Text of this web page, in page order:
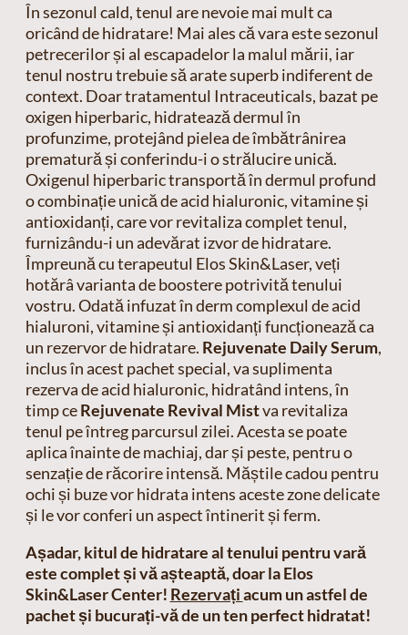
În sezonul cald, tenul are nevoie mai mult ca
oricând de hidratare! Mai ales că vara este sezonul
petrecerilor și al escapadelor la malul mării, iar
tenul nostru trebuie să arate superb indiferent de
context. Doar tratamentul Intraceuticals, bazat pe
oxigen hiperbaric, hidratează dermul în
profunzime, protejând pielea de îmbătrânirea
prematură și conferindu-i o strălucire unică.
Oxigenul hiperbaric transportă în dermul profund
o combinație unică de acid hialuronic, vitamine și
antioxidanți, care vor revitaliza complet tenul,
furnizându-i un adevărat izvor de hidratare.
Împreună cu terapeutul Elos Skin&Laser, veți
hotărâ varianta de boostere potrivită tenului
vostru. Odată infuzat în derm complexul de acid
hialuroni, vitamine și antioxidanți funcționează ca
un rezervor de hidratare. Rejuvenate Daily Serum,
inclus în acest pachet special, va suplimenta
rezerva de acid hialuronic, hidratând intens, în
timp ceRejuvenate Revival Mistva revitaliza
tenul pe întreg parcursul zilei. Acesta se poate
aplica înainte de machiaj, dar și peste, pentru o
senzație de răcorire intensă. Măștile cadou pentru
ochi și buze vor hidrata intens aceste zone delicate
și le vor conferi un aspect întinerit și ferm.
Așadar, kitul de hidratare al tenului pentru vară
este complet și vă așteaptă, doar la Elos
Skin&Laser Center! Rezervațiacum un astfel de
pachet și bucurați-vă de un ten perfect hidratat!